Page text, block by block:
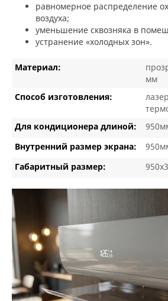
равномерное распределение
воздуха;
уменьшение сквозняка в
устранение «холодных зон».
Материал:
мм
Способ изготовления:
Для кондиционера длиной:
Внутренний размер экрана:
Габаритный размер: